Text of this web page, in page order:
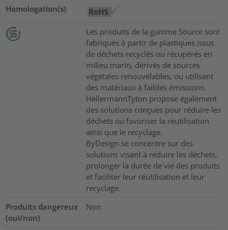
Homologation(s)
Les produits de la gamme Source sont
fabriqués à partir de plastiques issus
de déchets recyclés ou récupérés en
milieu marin, dérivés de sources
végétales renouvelables, ou utilisant
des matériaux à faibles émissions.
HellermannTyton propose également
des solutions conçues pour réduire les
déchets ou favoriser la réutilisation
ainsi que le recyclage.
ByDesign se concentre sur des
solutions visant à réduire les déchets,
prolonger la durée de vie des produits
et faciliter leur réutilisation et leur
recyclage.
Produits dangereux
(oui/non)
Non